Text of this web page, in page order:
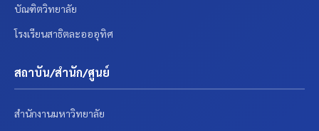
บัณฑิตวิทยาลัย
โรงเรียนสาธิตละอออุทิศ
สถาบัน/สำนัก/ศูนย์
สำนักงานมหาวิทยาลัย